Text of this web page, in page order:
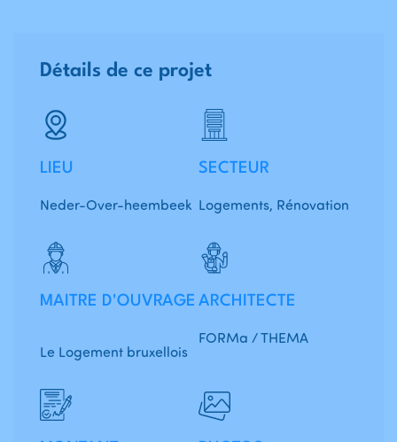
LIEU
Neder-Over-heembeek
SECTEUR
Logements, Rénovation
MAITRE D'OUVRAGE
Le Logement bruxellois
ARCHITECTE
FORMa / THEMA
Détails de ce projet